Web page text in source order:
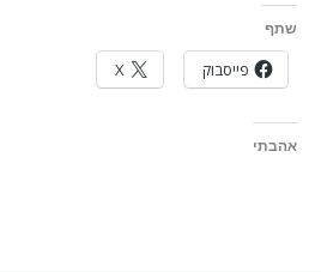
שתף
פייסבוק X
אהבתי